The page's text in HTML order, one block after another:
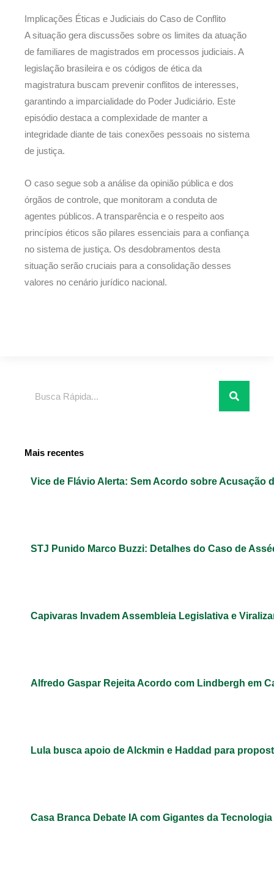
Implicações Éticas e Judiciais do Caso de Conflito
A situação gera discussões sobre os limites da atuação
de familiares de magistrados em processos judiciais. A
legislação brasileira e os códigos de ética da
magistratura buscam prevenir conflitos de interesses,
garantindo a imparcialidade do Poder Judiciário. Este
episódio destaca a complexidade de manter a
integridade diante de tais conexões pessoais no sistema
de justiça.
O caso segue sob a análise da opinião pública e dos
órgãos de controle, que monitoram a conduta de
agentes públicos. A transparência e o respeito aos
princípios éticos são pilares essenciais para a confiança
no sistema de justiça. Os desdobramentos desta
situação serão cruciais para a consolidação desses
valores no cenário jurídico nacional.
Mais recentes
Vice de Flávio Alerta: Sem Acordo sobre Acusação
STJ Punido Marco Buzzi: Detalhes do Caso de
Capivaras Invadem Assembleia Legislativa e
Alfredo Gaspar Rejeita Acordo com Lindbergh em
Lula busca apoio de Alckmin e Haddad para
Casa Branca Debate IA com Gigantes da